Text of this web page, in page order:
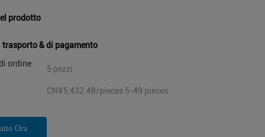
prodotto
trasporto & di pagamento
ordine
5 pezzi
CN¥5,432.48/pieces 5-49 pieces
Ora